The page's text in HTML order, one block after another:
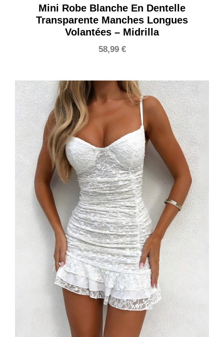
Mini Robe Blanche En Dentelle
Transparente Manches Longues
Volantées – Midrilla
58,99 €